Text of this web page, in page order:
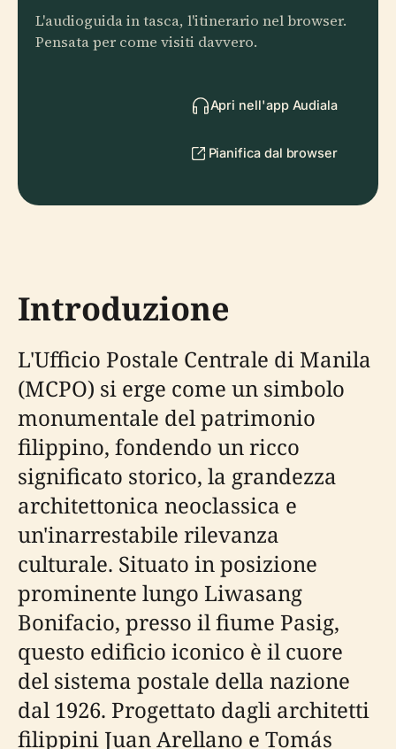
L'audioguida in tasca, l'itinerario nel browser.
Pensata per come visiti davvero.
Apri nell'app Audiala
Pianifica dal browser
Introduzione
L'Ufficio Postale Centrale di Manila
(MCPO) si erge come un simbolo
monumentale del patrimonio
filippino, fondendo un ricco
significato storico, la grandezza
architettonica neoclassica e
un'inarrestabile rilevanza
culturale. Situato in posizione
prominente lungo Liwasang
Bonifacio, presso il fiume Pasig,
questo edificio iconico è il cuore
del sistema postale della nazione
dal 1926. Progettato dagli architetti
filippini Juan Arellano e Tomás